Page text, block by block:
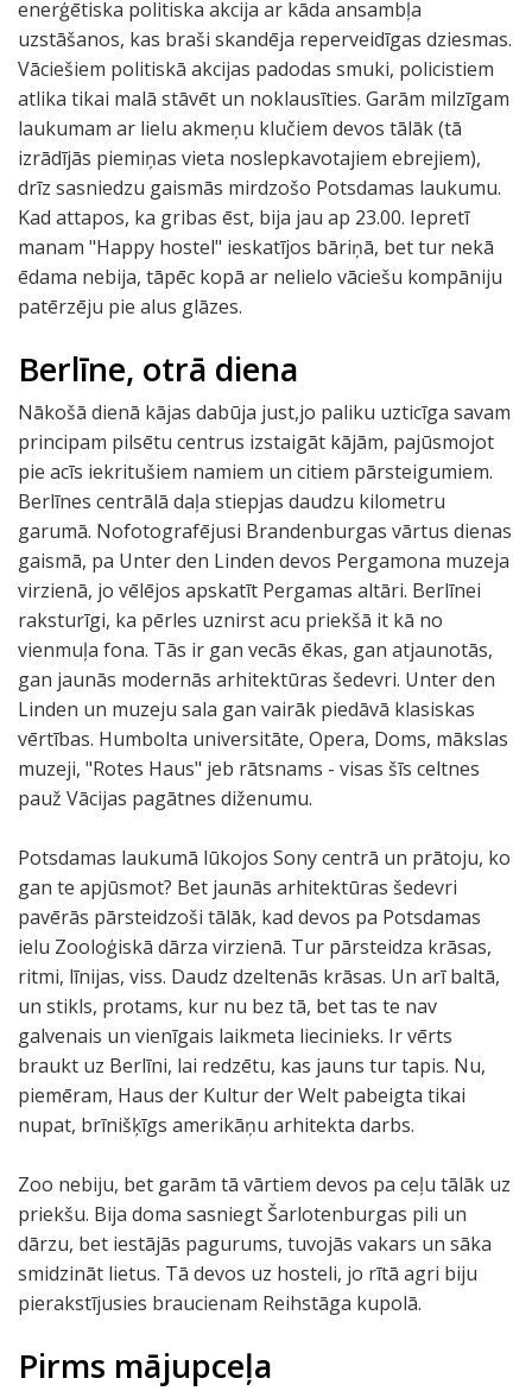
enerģētiska politiska akcija ar kāda ansambļa
uzstāšanos, kas braši skandēja reperveidīgas dziesmas.
Vāciešiem politiskā akcijas padodas smuki, policistiem
atlika tikai malā stāvēt un noklausīties. Garām milzīgam
laukumam ar lielu akmeņu klučiem devos tālāk (tā
izrādījās piemiņas vieta noslepkavotajiem ebrejiem),
drīz sasniedzu gaismās mirdzošo Potsdamas laukumu.
Kad attapos, ka gribas ēst, bija jau ap 23.00. Iepretī
manam "Happy hostel" ieskatījos bāriņā, bet tur nekā
ēdama nebija, tāpēc kopā ar nelielo vāciešu kompāniju
patērzēju pie alus glāzes.
Berlīne, otrā diena
Nākošā dienā kājas dabūja just,jo paliku uzticīga savam
principam pilsētu centrus izstaigāt kājām, pajūsmojot
pie acīs iekritušiem namiem un citiem pārsteigumiem.
Berlīnes centrālā daļa stiepjas daudzu kilometru
garumā. Nofotografējusi Brandenburgas vārtus dienas
gaismā, pa Unter den Linden devos Pergamona muzeja
virzienā, jo vēlējos apskatīt Pergamas altāri. Berlīnei
raksturīgi, ka pērles uznirst acu priekšā it kā no
vienmuļa fona. Tās ir gan vecās ēkas, gan atjaunotās,
gan jaunās modernās arhitektūras šedevri. Unter den
Linden un muzeju sala gan vairāk piedāvā klasiskas
vērtības. Humbolta universitāte, Opera, Doms, mākslas
muzeji, "Rotes Haus" jeb rātsnams - visas šīs celtnes
pauž Vācijas pagātnes diženumu.
Potsdamas laukumā lūkojos Sony centrā un prātoju, ko
gan te apjūsmot? Bet jaunās arhitektūras šedevri
pavērās pārsteidzoši tālāk, kad devos pa Potsdamas
ielu Zooloģiskā dārza virzienā. Tur pārsteidza krāsas,
ritmi, līnijas, viss. Daudz dzeltenās krāsas. Un arī baltā,
un stikls, protams, kur nu bez tā, bet tas te nav
galvenais un vienīgais laikmeta liecinieks. Ir vērts
braukt uz Berlīni, lai redzētu, kas jauns tur tapis. Nu,
piemēram, Haus der Kultur der Welt pabeigta tikai
nupat, brīnišķīgs amerikāņu arhitekta darbs.
Zoo nebiju, bet garām tā vārtiem devos pa ceļu tālāk uz
priekšu. Bija doma sasniegt Šarlotenburgas pili un
dārzu, bet iestājās pagurums, tuvojās vakars un sāka
smidzināt lietus. Tā devos uz hosteli, jo rītā agri biju
pierakstījusies braucienam Reihstāga kupolā.
Pirms mājupceļa